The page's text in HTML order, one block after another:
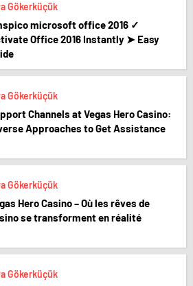
Gökerküçük
microsoft office 2016 ✓
Office 2016 Instantly ➤ Easy
Gökerküçük
Channels at Vegas Hero Casino:
Approaches to Get Assistance
Gökerküçük
Hero Casino – Où les rêves de
se transforment en réalité
Gökerküçük